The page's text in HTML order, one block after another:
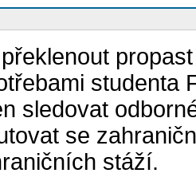
studenta
sledovat
se
stáží.